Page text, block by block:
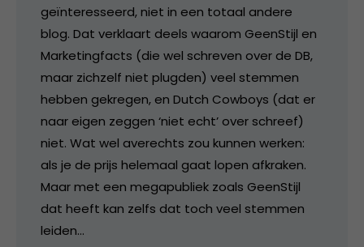
geïnteresseerd, niet in een totaal andere
blog. Dat verklaart deels waarom GeenStijl en
Marketingfacts (die wel schreven over de DB,
maar zichzelf niet plugden) veel stemmen
hebben gekregen, en Dutch Cowboys (dat er
naar eigen zeggen ‘niet echt’ over schreef)
niet. Wat wel averechts zou kunnen werken:
als je de prijs helemaal gaat lopen afkraken.
Maar met een megapubliek zoals GeenStijl
dat heeft kan zelfs dat toch veel stemmen
leiden…